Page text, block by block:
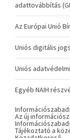
adattovábbítás
Az Európai Unió
Uniós digitális
Uniós
Egyéb NAIH
Az új
Tájékoztató a